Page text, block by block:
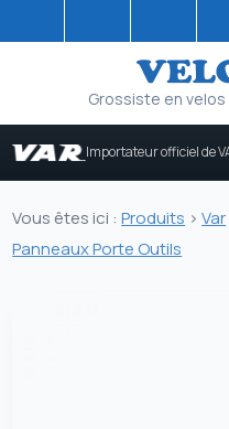
Grossiste en
Importateur officiel de
Vous êtes ici :Produits >Var
Panneaux Porte Outils